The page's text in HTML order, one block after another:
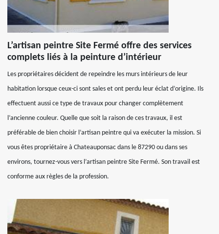
L’artisan peintre Site Fermé offre des services
complets liés à la peinture d’intérieur
Les propriétaires décident de repeindre les murs intérieurs de leur
habitation lorsque ceux-ci sont sales et ont perdu leur éclat d’origine. Ils
effectuent aussi ce type de travaux pour changer complètement
l’ancienne couleur. Quelle que soit la raison de ces travaux, il est
préférable de bien choisir l’artisan peintre qui va exécuter la mission. Si
vous êtes propriétaire à Chateauponsac dans le 87290 ou dans ses
environs, tournez-vous vers l’artisan peintre Site Fermé. Son travail est
conforme aux règles de la profession.